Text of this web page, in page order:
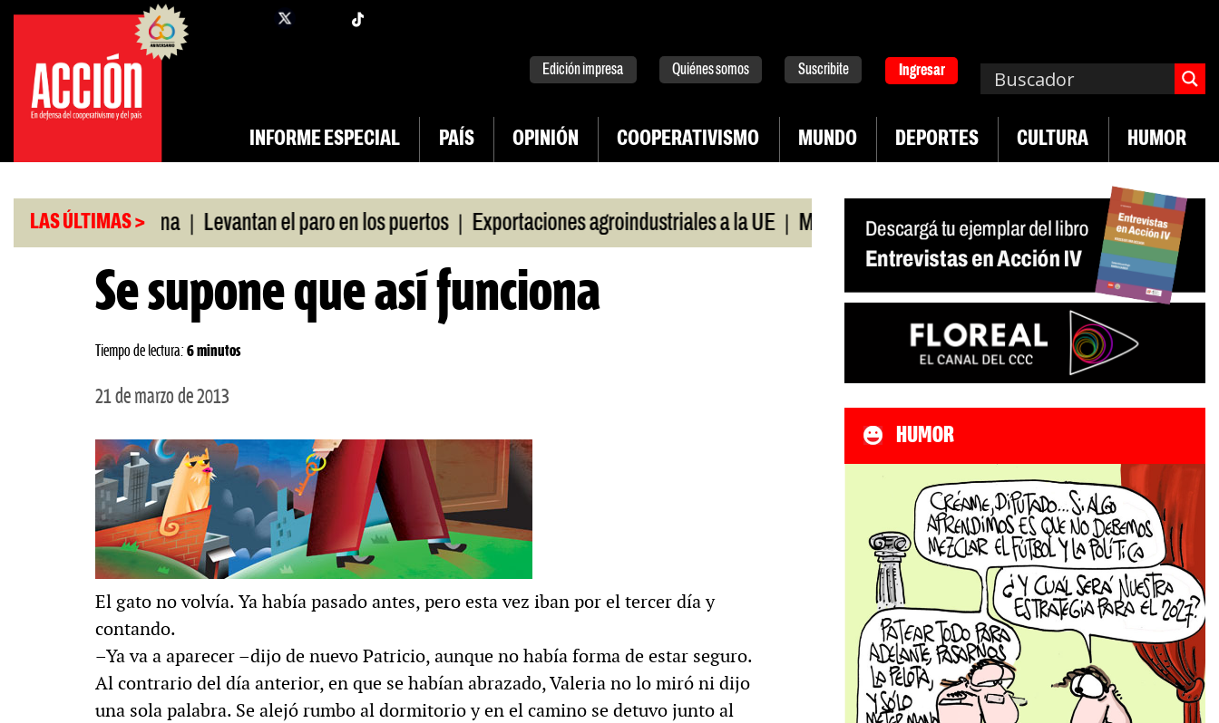
Saltar
contenido
facebook
Edición impresa Quiénes somos Suscribite Ingresar
INFORME ESPECIAL PAÍS OPINIÓN COOPERATIVISMO MUNDO DEPORTES CULTURA HUMOR
LAS ÚLTIMAS >
con China | Levantan el paro en los puertos | Exportaciones agroindustriales a la UE Morosidad en jóvenes precarizados | Cae la actividad en
Se supone que así funciona
Tiempo de lectura: 6 minutos
21 de marzo de 2013
El gato no volvía. Ya había pasado antes, pero esta vez iban por el tercer día y
contando.
–Ya va a aparecer –dijo de nuevo Patricio, aunque no había forma de estar seguro.
Al contrario del día anterior, en que se habían abrazado, Valeria no lo miró ni dijo
una sola palabra. Se alejó rumbo al dormitorio y en el camino se detuvo junto al
HUMOR